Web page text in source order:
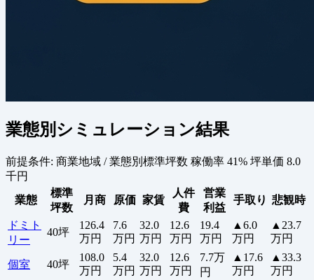
業態別シミュレーション結果
前提条件: 商業地域 / 業態別標準坪数 稼働率 41% 坪単価 8.0
千円
業態
標準
坪数
月商 原価 家賃
人件
費
営業
利益
手取り 悲観時
ドミト
リー
40坪
126.4
万円
7.6
万円
32.0
万円
12.6
万円
19.4
万円
▲6.0
万円
▲23.7
万円
個室 40坪
108.0
万円
5.4
万円
32.0
万円
12.6
万円
7.7万
円
▲17.6
万円
▲33.3
万円